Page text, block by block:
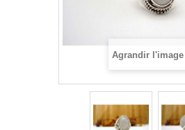
Agrandir l'image